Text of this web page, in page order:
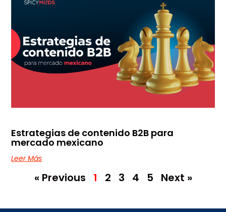
Estrategias de contenido B2B para
mercado mexicano
Leer Más
« Previous 1 2 3 4 5 Next »